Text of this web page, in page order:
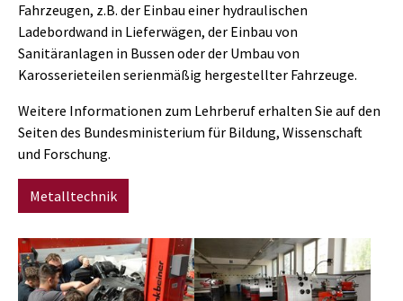
Fahrzeugen, z.B. der Einbau einer hydraulischen
Ladebordwand in Lieferwägen, der Einbau von
Sanitäranlagen in Bussen oder der Umbau von
Karosserieteilen serienmäßig hergestellter Fahrzeuge.
Weitere Informationen zum Lehrberuf erhalten Sie auf den
Seiten des Bundesministerium für Bildung, Wissenschaft
und Forschung.
Metalltechnik